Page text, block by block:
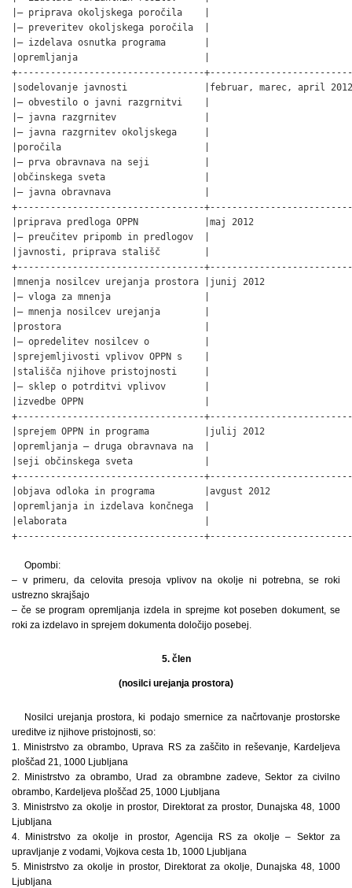
|– priprava okoljskega poročila    |
|– preveritev okoljskega poročila  |
|– izdelava osnutka programa       |
|opremljanja                       |
+----------------------------------+--------------------------
|sodelovanje javnosti              |februar, marec, april
|– obvestilo o javni razgrnitvi    |
|– javna razgrnitev                |
|– javna razgrnitev okoljskega     |
|poročila                          |
|– prva obravnava na seji          |
|občinskega sveta                  |
|– javna obravnava                 |
+----------------------------------+--------------------------
|priprava predloga OPPN            |maj 2012
|– preučitev pripomb in predlogov  |
|javnosti, priprava stališč        |
+----------------------------------+--------------------------
|mnenja nosilcev urejanja prostora |junij 2012
|– vloga za mnenja                 |
|– mnenja nosilcev urejanja        |
|prostora                          |
|– opredelitev nosilcev o          |
|sprejemljivosti vplivov OPPN s    |
|stališča njihove pristojnosti     |
|– sklep o potrditvi vplivov       |
|izvedbe OPPN                      |
+----------------------------------+--------------------------
|sprejem OPPN in programa          |julij 2012
|opremljanja – druga obravnava na  |
|seji občinskega sveta             |
+----------------------------------+--------------------------
|objava odloka in programa         |avgust 2012
|opremljanja in izdelava končnega  |
|elaborata                         |
+----------------------------------+--------------------------
Opombi:
– v primeru, da celovita presoja vplivov na okolje ni potrebna, se roki
ustrezno skrajšajo
– če se program opremljanja izdela in sprejme kot poseben dokument, se
roki za izdelavo in sprejem dokumenta določijo posebej.
5. člen
(nosilci urejanja prostora)
Nosilci urejanja prostora, ki podajo smernice za načrtovanje prostorske
ureditve iz njihove pristojnosti, so:
1. Ministrstvo za obrambo, Uprava RS za zaščito in reševanje, Kardeljeva
ploščad 21, 1000 Ljubljana
2. Ministrstvo za obrambo, Urad za obrambne zadeve, Sektor za civilno
obrambo, Kardeljeva ploščad 25, 1000 Ljubljana
3. Ministrstvo za okolje in prostor, Direktorat za prostor, Dunajska 48, 1000
Ljubljana
4. Ministrstvo za okolje in prostor, Agencija RS za okolje – Sektor za
upravljanje z vodami, Vojkova cesta 1b, 1000 Ljubljana
5. Ministrstvo za okolje in prostor, Direktorat za okolje, Dunajska 48, 1000
Ljubljana